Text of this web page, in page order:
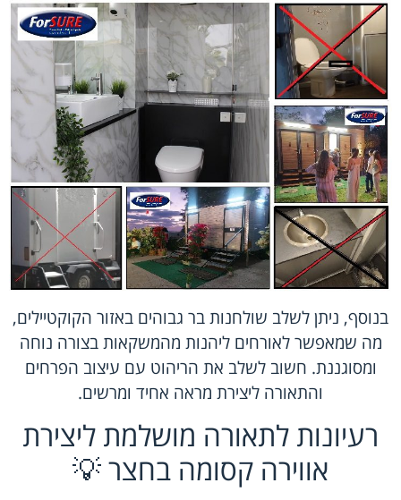
בנוסף, ניתן לשלב שולחנות בר גבוהים באזור הקוקטיילים,
מה שמאפשר לאורחים ליהנות מהמשקאות בצורה נוחה
ומסוגננת. חשוב לשלב את הריהוט עם עיצוב הפרחים
והתאורה ליצירת מראה אחיד ומרשים.
רעיונות לתאורה מושלמת ליצירת
אווירה קסומה בחצר 💡